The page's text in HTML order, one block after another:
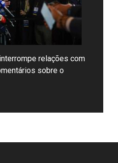
relações com
sobre o